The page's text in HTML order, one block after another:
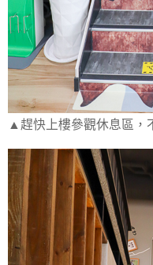
▲趕快上樓參觀休息區，